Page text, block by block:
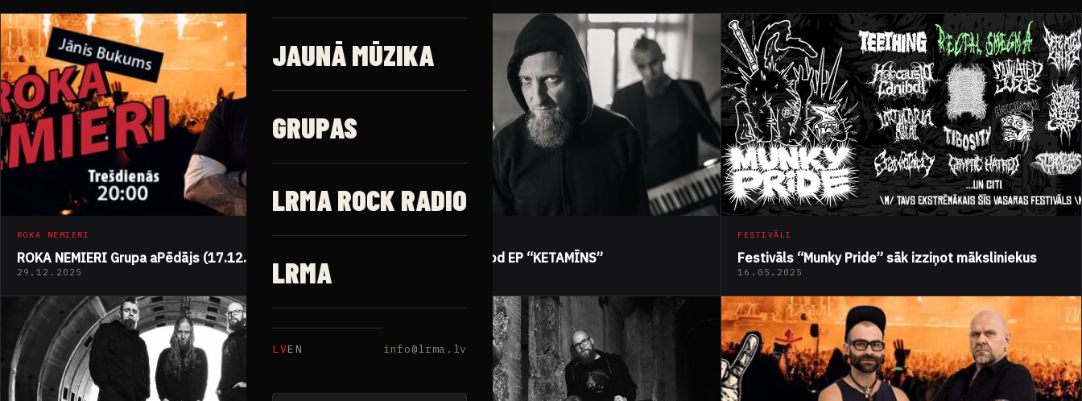
JAUNĀ MŪZIKA
GRUPAS
LRMA ROCK RADIO
LRMA
LVEN info@lrma.lv
ROKA NEMIERI
ROKA NEMIERI Grupa aPēdājs (17.12.2025)
29.12.2025
RECENZIJAS
Grupa aPēdājs izdod EP “KETAMĪNS”
FESTIVĀLI
Festivāls “Munky Pride” sāk izziņot māksliniekus
16.05.2025